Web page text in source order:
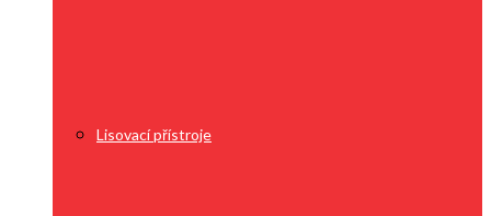
Lisovací přístroje